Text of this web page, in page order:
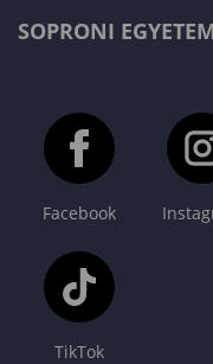
SOPRONI
Facebook
TikTok